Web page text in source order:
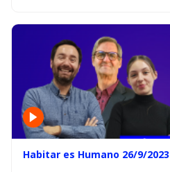
Habitar es Humano 26/9/2023